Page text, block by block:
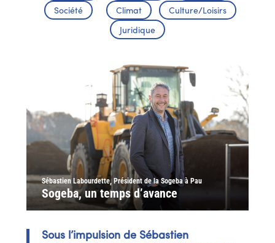
Société Climat Culture/Loisirs
Juridique
Sébastien Labourdette, Président de la Sogeba à Pau
Sogeba, un temps d’avance
Sous l’impulsion de Sébastien